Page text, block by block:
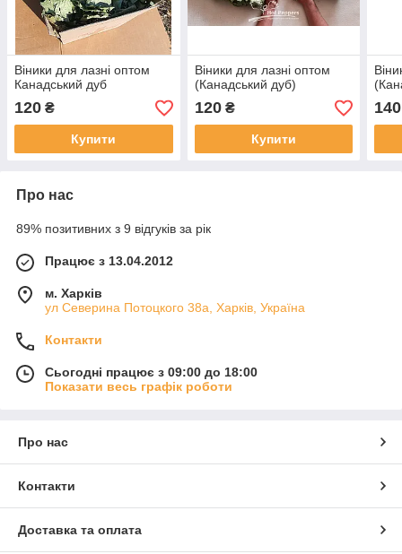
Віники для лазні оптом
Канадський дуб
120 ₴
Купити
Віники для лазні оптом
(Канадський дуб)
120₴
Купити
140
Про нас
89% позитивних з 9 відгуків за рік
Працює з 13.04.2012
м. Харків
ул Северина Потоцкого 38а, Харків, Україна
Контакти
Сьогодні працює з 09:00 до 18:00
Показати весь графік роботи
Про нас
Контакти
Доставка та оплата